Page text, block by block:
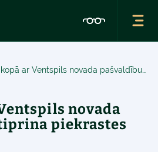
novada
piekrastes